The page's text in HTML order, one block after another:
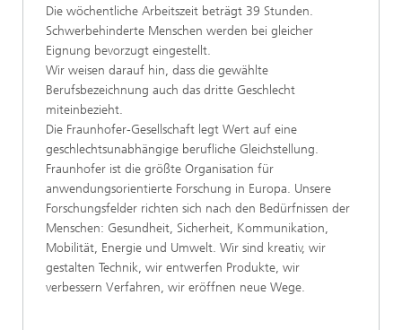
Die wöchentliche Arbeitszeit beträgt 39 Stunden.
Schwerbehinderte Menschen werden bei gleicher
Eignung bevorzugt eingestellt.
Wir weisen darauf hin, dass die gewählte
Berufsbezeichnung auch das dritte Geschlecht
miteinbezieht.
Die Fraunhofer-Gesellschaft legt Wert auf eine
geschlechtsunabhängige berufliche Gleichstellung.
Fraunhofer ist die größte Organisation für
anwendungsorientierte Forschung in Europa. Unsere
Forschungsfelder richten sich nach den Bedürfnissen der
Menschen: Gesundheit, Sicherheit, Kommunikation,
Mobilität, Energie und Umwelt. Wir sind kreativ, wir
gestalten Technik, wir entwerfen Produkte, wir
verbessern Verfahren, wir eröffnen neue Wege.